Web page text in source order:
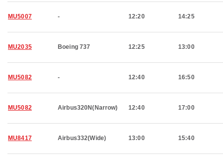
MU5007 - 12:20 14:25
MU2035 Boeing 737 12:25 13:00
MU5082 - 12:40 16:50
MU5082 Airbus320N(Narrow) 12:40 17:00
MU8417 Airbus332(Wide) 13:00 15:40